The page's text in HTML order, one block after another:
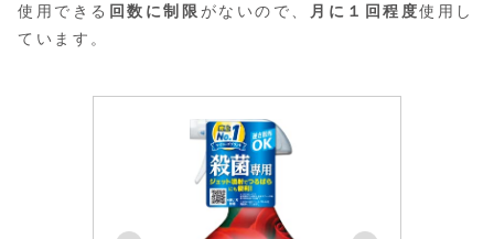
使用できる 回数に制限 がないので、 月に１回程度使用し
ています。